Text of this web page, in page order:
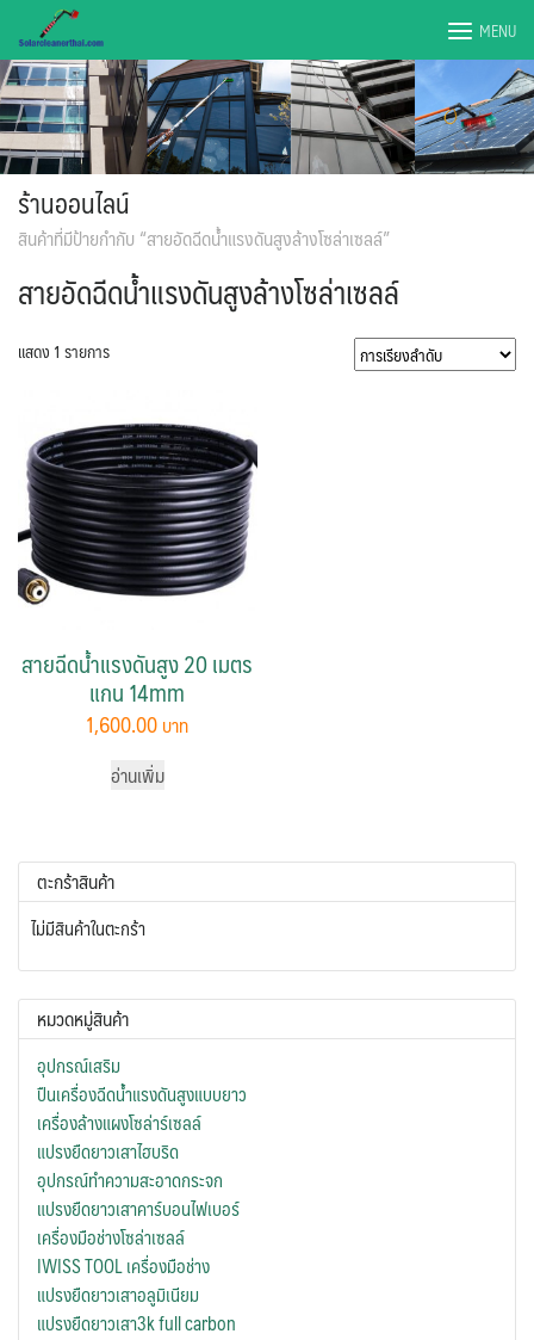
content
MENU
ร้านออนไลน์
สินค้าที่มีป้ายกำกับ “สายอัดฉีดน้ำแรงดันสูงล้างโซล่าเซลล์”
สายอัดฉีดน้ำแรงดันสูงล้างโซล่าเซลล์
แสดง 1 รายการ
สายฉีดน้ำแรงดันสูง 20 เมตร
แกน 14mm
1,600.00
อ่านเพิ่ม
ตะกร้าสินค้า
ไม่มีสินค้าในตะกร้า
หมวดหมู่สินค้า
อุปกรณ์เสริม
ปืนเครื่องฉีดน้ำแรงดันสูงแบบยาว
เครื่องล้างแผงโซล่าร์เซลล์
แปรงยืดยาวเสาไฮบริด
อุปกรณ์ทำความสะอาดกระจก
แปรงยืดยาวเสาคาร์บอนไฟเบอร์
เครื่องมือช่างโซล่าเซลล์
IWISS TOOL เครื่องมือช่าง
แปรงยืดยาวเสาอลูมิเนียม
แปรงยืดยาวเสา3k full carbon